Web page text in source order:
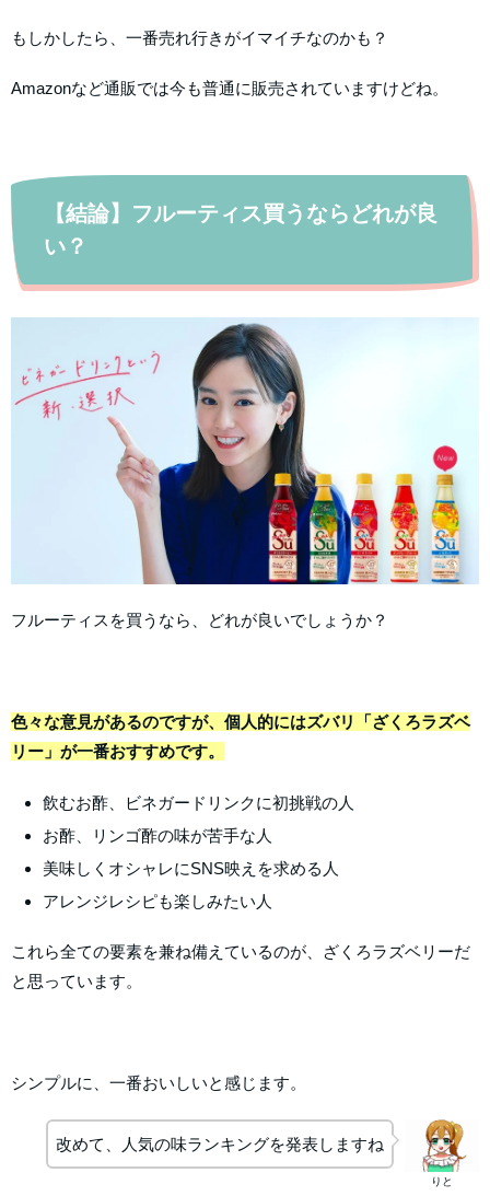
もしかしたら、一番売れ行きがイマイチなのかも？
Amazonなど通販では今も普通に販売されていますけどね。
【結論】フルーティス買うならどれが良
い？
フルーティスを買うなら、どれが良いでしょうか？
色々な意見があるのですが、個人的にはズバリ「ざくろラズベ
リー」が一番おすすめです。
飲むお酢、ビネガードリンクに初挑戦の人
お酢、リンゴ酢の味が苦手な人
美味しくオシャレにSNS映えを求める人
アレンジレシピも楽しみたい人
これら全ての要素を兼ね備えているのが、ざくろラズベリーだ
と思っています。
シンプルに、一番おいしいと感じます。
りと
改めて、人気の味ランキングを発表しますね